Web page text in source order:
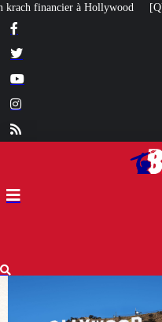
Citations politiques : saurez-